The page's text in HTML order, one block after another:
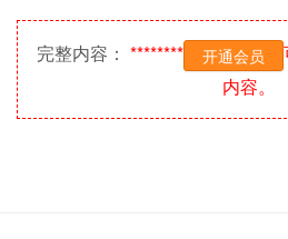
完整内容： ******** 开通会员
内容。